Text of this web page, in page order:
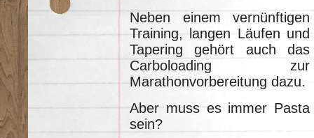
Neben einem vernünftigen
Training, langen Läufen und
Tapering gehört auch das
Carboloading zur
Marathonvorbereitung dazu.
Aber muss es immer Pasta
sein?